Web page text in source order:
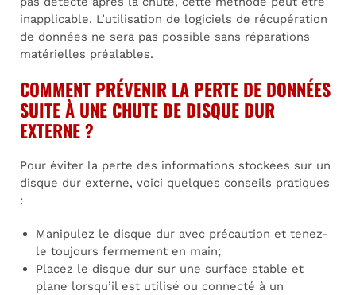
inapplicable. L’utilisation de logiciels de récupération
de données ne sera pas possible sans réparations
matérielles préalables.
COMMENT PRÉVENIR LA PERTE DE DONNÉES
SUITE À UNE CHUTE DE DISQUE DUR
EXTERNE ?
Pour éviter la perte des informations stockées sur un
disque dur externe, voici quelques conseils pratiques
:
Manipulez le disque dur avec précaution et tenez-
le toujours fermement en main;
Placez le disque dur sur une surface stable et
plane lorsqu’il est utilisé ou connecté à un